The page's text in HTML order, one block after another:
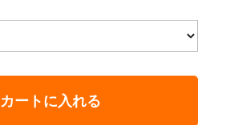
カートに入れる